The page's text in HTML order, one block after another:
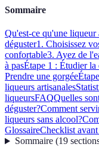
Sommaire
Qu'est-ce qu'une liqueur
déguster1. Choisissez
confortable3. Ayez de
à pasÉtape 1 : Étudier la
Prendre une gorgée
liqueurs artisanales
liqueursFAQQuelles
déguster?Comment
liqueurs sans alcool?
GlossaireChecklist avant
Sommaire(19